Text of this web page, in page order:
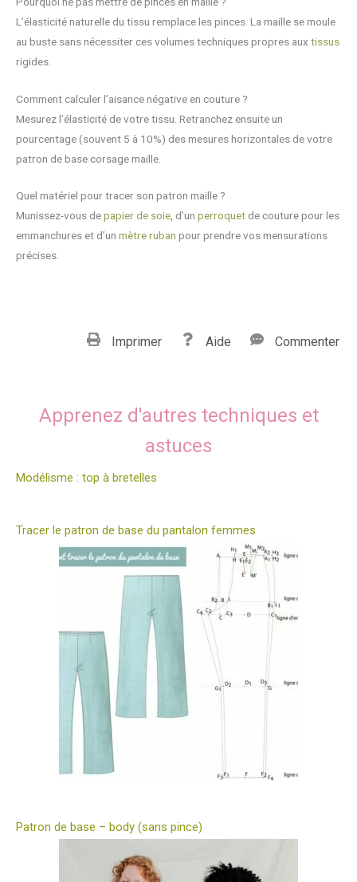
L’élasticité naturelle du tissu remplace les pinces. La maille se moule
au buste sans nécessiter ces volumes techniques propres aux tissus
rigides.
Comment calculer l’aisance négative en couture ?
Mesurez l’élasticité de votre tissu. Retranchez ensuite un
pourcentage (souvent 5 à 10%) des mesures horizontales de votre
patron de base corsage maille.
Quel matériel pour tracer son patron maille ?
Munissez-vous depapier de soie, d’un perroquet de couture pour les
emmanchures et d’un mètre ruban pour prendre vos mensurations
précises.
Imprimer Aide Commenter
Apprenez d'autres techniques et
astuces
Modélisme : top à bretelles
Tracer le patron de base du pantalon femmes
Patron de base – body (sans pince)